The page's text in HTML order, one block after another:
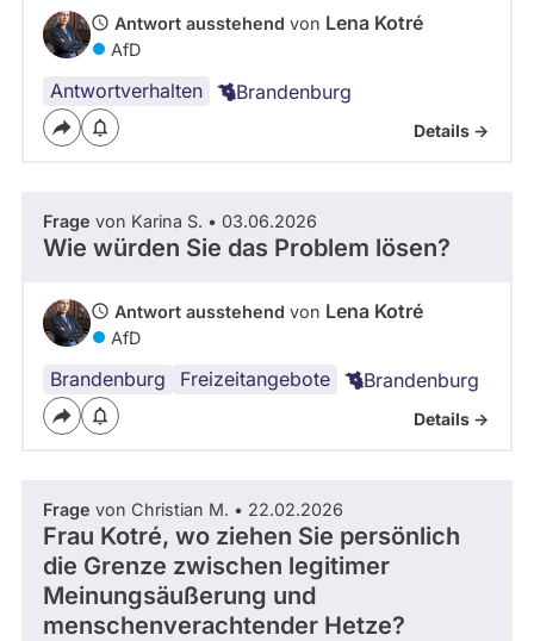
Antwort ausstehend von Lena Kotré
AfD
Antwortverhalten Brandenburg
Details ->
Frage von Karina S. • 03.06.2026
Wie würden Sie das Problem lösen?
Antwort ausstehend von Lena Kotré
AfD
Brandenburg Freizeitangebote Brandenburg
Details ->
Frage von Christian M. • 22.02.2026
Frau Kotré, wo ziehen Sie persönlich
die Grenze zwischen legitimer
Meinungsäußerung und
menschenverachtender Hetze?